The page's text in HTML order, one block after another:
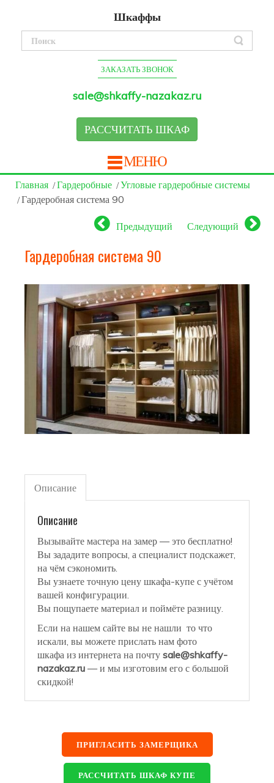
Шкаффы
ЗАКАЗАТЬ ЗВОНОК
sale@shkaffy-nazakaz.ru
РАССЧИТАТЬ ШКАФ
МЕНЮ
Главная Гардеробные
Угловые гардеробные системы
Гардеробная система 90
Предыдущий Следующий
Гардеробная система 90
Описание
Описание
Вызывайте мастера на замер — это бесплатно!
Вы зададите вопросы, а специалист подскажет,
на чём сэкономить.
Вы узнаете точную цену шкафа-купе с учётом
вашей конфигурации.
Вы пощупаете материал и поймёте разницу.
Если на нашем сайте вы не нашли то что
искали, вы можете прислать нам фото
шкафа из интернета на почту sale@shkaffy-
nazakaz.ru — и мы изготовим его с большой
скидкой!
ПРИГЛАСИТЬ ЗАМЕРЩИКА
РАССЧИТАТЬ ШКАФ КУПЕ